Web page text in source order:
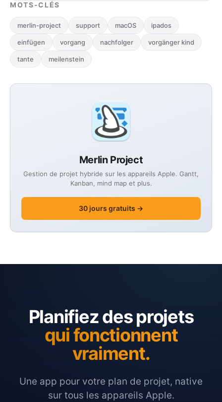
Merlin Project
Gestion de projet hybride sur les appareils Apple. Gantt,
Kanban, mind map et plus.
30 jours gratuits →
MOTS-CLÉS
merlin-project support macOS ipados
einfügen vorgang nachfolger vorgänger kind
tante meilenstein
Planifiez des projets
qui fonctionnent
vraiment.
Une app pour votre plan de projet, native
sur tous les appareils Apple.